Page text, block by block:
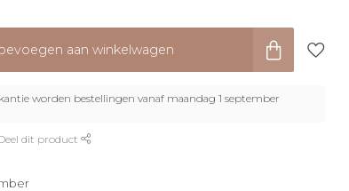
aan winkelwagen
worden bestellingen vanaf maandag 1 september
dit product